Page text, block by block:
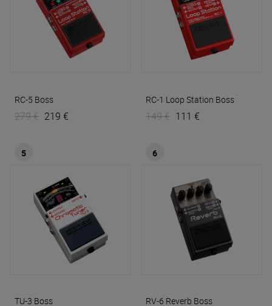
RC-5 Boss
279 € 219 €
RC-1 Loop Station Boss
149 € 111 €
5
TU-3 Boss
6
RV-6 Reverb Boss